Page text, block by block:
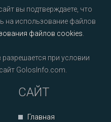
вы подтверждаете, что
на использование файлов
файлов cookies
при условии
GolosInfo.com.
САЙТ
Главная